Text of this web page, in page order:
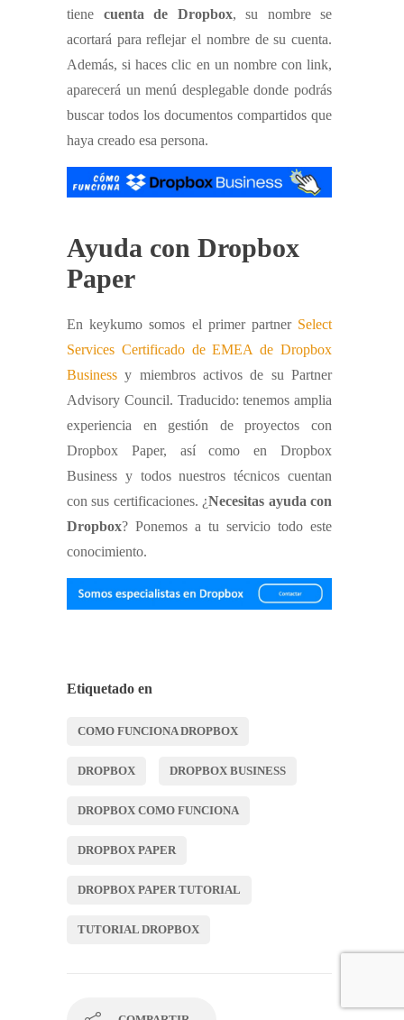
tiene cuenta de Dropbox, su nombre se
acortará para reflejar el nombre de su cuenta.
Además, si haces clic en un nombre con link,
aparecerá un menú desplegable donde podrás
buscar todos los documentos compartidos que
haya creado esa persona.
Ayuda con Dropbox
Paper
En keykumo somos el primer partner Select
Services Certificado de EMEA de Dropbox
Business y miembros activos de su Partner
Advisory Council. Traducido: tenemos amplia
experiencia en gestión de proyectos con
Dropbox Paper, así como en Dropbox
Business y todos nuestros técnicos cuentan
con sus certificaciones. ¿Necesitas ayuda con
Dropbox? Ponemos a tu servicio todo este
conocimiento.
Etiquetado en
COMO FUNCIONA DROPBOX
DROPBOX DROPBOX BUSINESS
DROPBOX COMO FUNCIONA
DROPBOX PAPER
DROPBOX PAPER TUTORIAL
TUTORIAL DROPBOX